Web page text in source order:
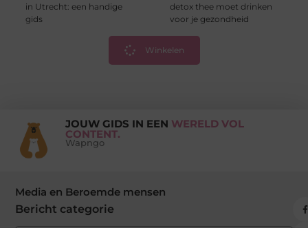
in Utrecht: een handige
gids
detox thee moet drinken
voor je gezondheid
Winkelen
JOUW GIDS IN EEN WERELD VOL
CONTENT.
Wapngo
Media en Beroemde mensen
Bericht categorie